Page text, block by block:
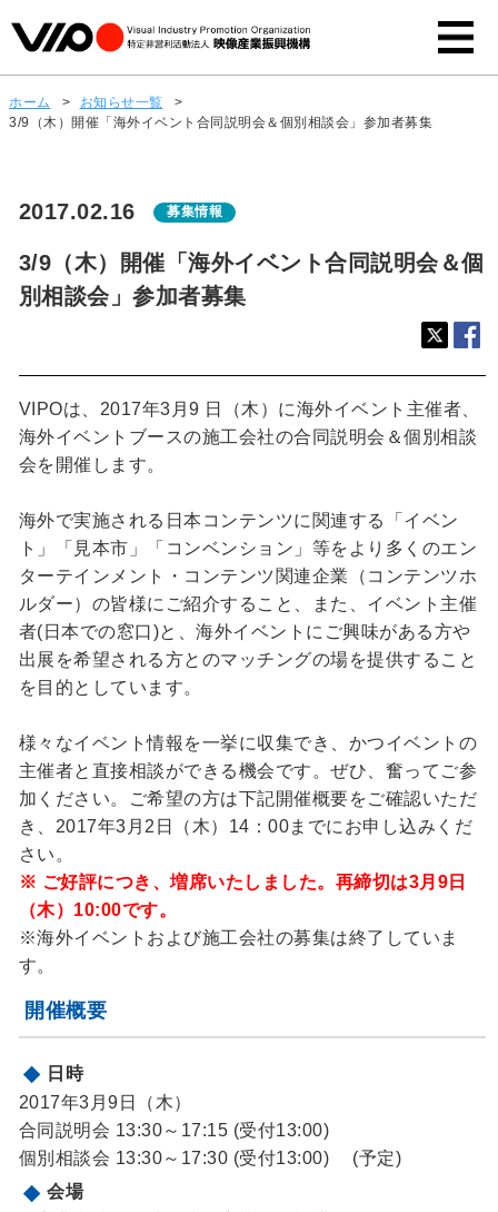
ホーム > お知らせ一覧
>
3/9（木）開催「海外イベント合同説明会＆個別相談会」参加者募集
2017.02.16 募集情報
3/9（木）開催「海外イベント合同説明会＆個
別相談会」参加者募集
VIPOは、2017年3月9 日（木）に海外イベント主催者、
海外イベントブースの施工会社の合同説明会＆個別相談
会を開催します。
海外で実施される日本コンテンツに関連する「イベン
ト」「見本市」「コンベンション」等をより多くのエン
ターテインメント・コンテンツ関連企業（コンテンツホ
ルダー）の皆様にご紹介すること、また、イベント主催
者(日本での窓口)と、海外イベントにご興味がある方や
出展を希望される方とのマッチングの場を提供すること
を目的としています。
様々なイベント情報を一挙に収集でき、かつイベントの
主催者と直接相談ができる機会です。ぜひ、奮ってご参
加ください。ご希望の方は下記開催概要をご確認いただ
き、2017年3月2日（木）14：00までにお申し込みくだ
さい。
※ ご好評につき、増席いたしました。再締切は3月9日
（木）10:00です。
※海外イベントおよび施工会社の募集は終了していま
す。
開催概要
日時
2017年3月9日（木）
合同説明会 13:30～17:15 (受付13:00)
個別相談会 13:30～17:30 (受付13:00) (予定)
会場